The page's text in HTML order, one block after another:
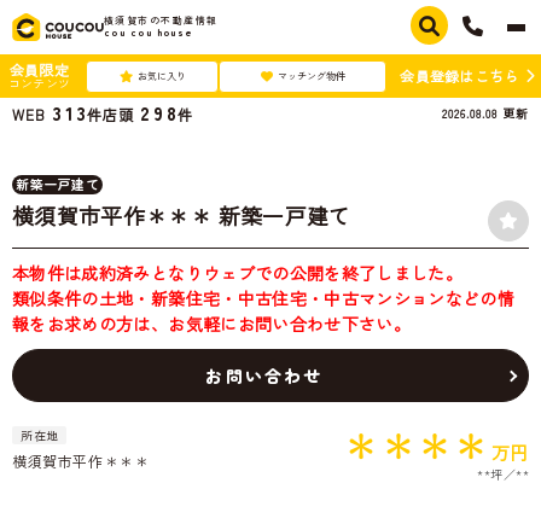
横須賀市の不動産情報
cou cou house
会員限定
コンテンツ お気に入り マッチング物件
会員登録はこちら
WEB 313件店頭 298件 2026.08.08 更新
新築一戸建て
横須賀市平作＊＊＊ 新築一戸建て
本物件は成約済みとなりウェブでの公開を終了しました。
類似条件の土地・新築住宅・中古住宅・中古マンションなどの情
報をお求めの方は、お気軽にお問い合わせ下さい。
お問い合わせ
所在地
横須賀市平作＊＊＊ ＊＊＊＊ 万円
**坪 **